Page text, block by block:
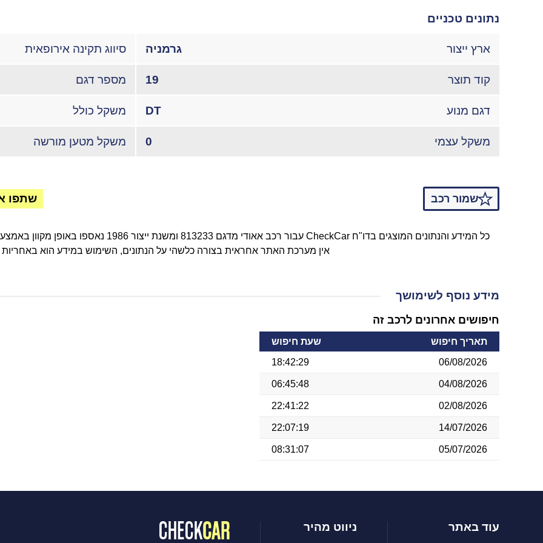
נתונים טכניים
ארץ ייצור גרמניה סיווג תקינה אירופאית
קוד תוצר 19 מספר דגם
דגם מנוע DT משקל כולל
משקל עצמי 0 משקל מטען מורשה
שמור רכב שתפו
כל המידע והנתונים המוצגים בדו"ח CheckCar עבור רכב אאודי מדגם 813233 ומשנת ייצור 1986 נאספו באופן מקוון באמצעות טכנולוגיות API ממאגרי המידע של משרד התחבורה.
אין מערכת האתר אחראית בצורה כלשהי על הנתונים, השימוש במידע הוא
מידע נוסף לשימושך
חיפושים אחרונים לרכב זה
תאריך חיפוש
שעת חיפוש
06/08/2026
18:42:29
04/08/2026
06:45:48
02/08/2026
22:41:22
14/07/2026
22:07:19
05/07/2026
08:31:07
עוד באתר ניווט מהיר